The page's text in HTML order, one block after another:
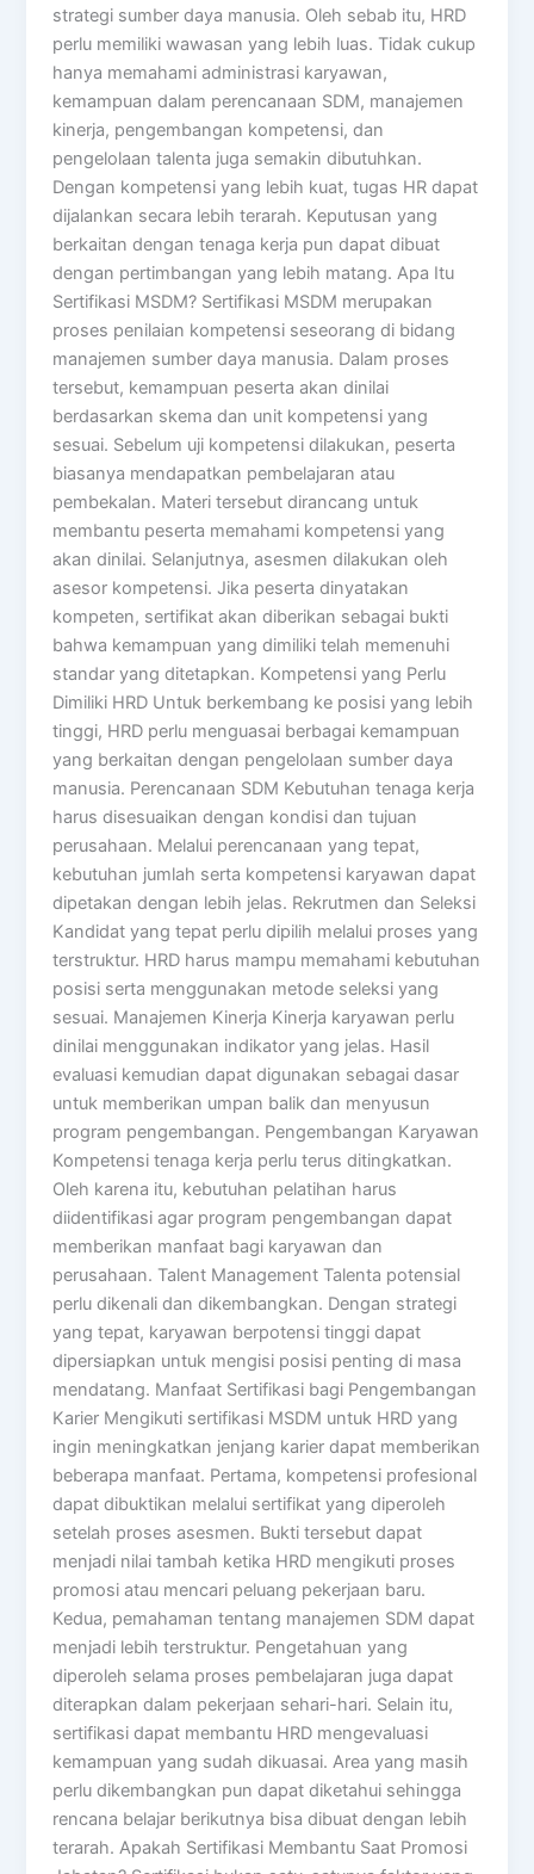
strategi sumber daya manusia. Oleh sebab itu, HRD
perlu memiliki wawasan yang lebih luas. Tidak cukup
hanya memahami administrasi karyawan,
kemampuan dalam perencanaan SDM, manajemen
kinerja, pengembangan kompetensi, dan
pengelolaan talenta juga semakin dibutuhkan.
Dengan kompetensi yang lebih kuat, tugas HR dapat
dijalankan secara lebih terarah. Keputusan yang
berkaitan dengan tenaga kerja pun dapat dibuat
dengan pertimbangan yang lebih matang. Apa Itu
Sertifikasi MSDM? Sertifikasi MSDM merupakan
proses penilaian kompetensi seseorang di bidang
manajemen sumber daya manusia. Dalam proses
tersebut, kemampuan peserta akan dinilai
berdasarkan skema dan unit kompetensi yang
sesuai. Sebelum uji kompetensi dilakukan, peserta
biasanya mendapatkan pembelajaran atau
pembekalan. Materi tersebut dirancang untuk
membantu peserta memahami kompetensi yang
akan dinilai. Selanjutnya, asesmen dilakukan oleh
asesor kompetensi. Jika peserta dinyatakan
kompeten, sertifikat akan diberikan sebagai bukti
bahwa kemampuan yang dimiliki telah memenuhi
standar yang ditetapkan. Kompetensi yang Perlu
Dimiliki HRD Untuk berkembang ke posisi yang lebih
tinggi, HRD perlu menguasai berbagai kemampuan
yang berkaitan dengan pengelolaan sumber daya
manusia. Perencanaan SDM Kebutuhan tenaga kerja
harus disesuaikan dengan kondisi dan tujuan
perusahaan. Melalui perencanaan yang tepat,
kebutuhan jumlah serta kompetensi karyawan dapat
dipetakan dengan lebih jelas. Rekrutmen dan Seleksi
Kandidat yang tepat perlu dipilih melalui proses yang
terstruktur. HRD harus mampu memahami kebutuhan
posisi serta menggunakan metode seleksi yang
sesuai. Manajemen Kinerja Kinerja karyawan perlu
dinilai menggunakan indikator yang jelas. Hasil
evaluasi kemudian dapat digunakan sebagai dasar
untuk memberikan umpan balik dan menyusun
program pengembangan. Pengembangan Karyawan
Kompetensi tenaga kerja perlu terus ditingkatkan.
Oleh karena itu, kebutuhan pelatihan harus
diidentifikasi agar program pengembangan dapat
memberikan manfaat bagi karyawan dan
perusahaan. Talent Management Talenta potensial
perlu dikenali dan dikembangkan. Dengan strategi
yang tepat, karyawan berpotensi tinggi dapat
dipersiapkan untuk mengisi posisi penting di masa
mendatang. Manfaat Sertifikasi bagi Pengembangan
Karier Mengikuti sertifikasi MSDM untuk HRD yang
ingin meningkatkan jenjang karier dapat memberikan
beberapa manfaat. Pertama, kompetensi profesional
dapat dibuktikan melalui sertifikat yang diperoleh
setelah proses asesmen. Bukti tersebut dapat
menjadi nilai tambah ketika HRD mengikuti proses
promosi atau mencari peluang pekerjaan baru.
Kedua, pemahaman tentang manajemen SDM dapat
menjadi lebih terstruktur. Pengetahuan yang
diperoleh selama proses pembelajaran juga dapat
diterapkan dalam pekerjaan sehari-hari. Selain itu,
sertifikasi dapat membantu HRD mengevaluasi
kemampuan yang sudah dikuasai. Area yang masih
perlu dikembangkan pun dapat diketahui sehingga
rencana belajar berikutnya bisa dibuat dengan lebih
terarah. Apakah Sertifikasi Membantu Saat Promosi